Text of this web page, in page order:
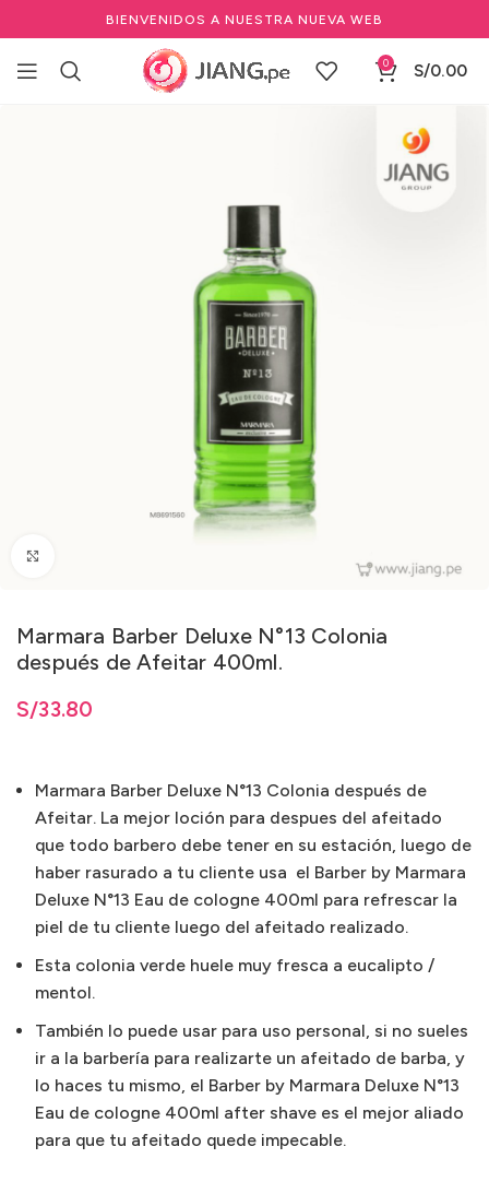
BIENVENIDOS A NUESTRA NUEVA WEB
0 S/0.00
Marmara Barber Deluxe N°13 Colonia
después de Afeitar 400ml.
S/33.80
Marmara Barber Deluxe N°13 Colonia después de
Afeitar. La mejor loción para despues del afeitado
que todo barbero debe tener en su estación, luego de
haber rasurado a tu cliente usa el Barber by Marmara
Deluxe N°13 Eau de cologne 400ml para refrescar la
piel de tu cliente luego del afeitado realizado.
Esta colonia verde huele muy fresca a eucalipto /
mentol.
También lo puede usar para uso personal, si no sueles
ir a la barbería para realizarte un afeitado de barba, y
lo haces tu mismo, el Barber by Marmara Deluxe N°13
Eau de cologne 400ml after shave es el mejor aliado
para que tu afeitado quede impecable.